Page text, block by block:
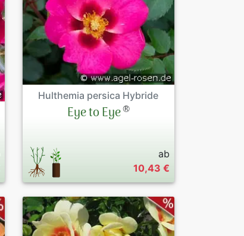
Hulthemia persica Hybride
Eye to Eye®
ab
10,43 €